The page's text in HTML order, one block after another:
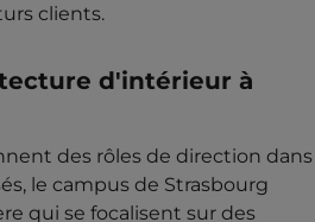
clients.
d'intérieur à
des rôles de direction dans
le campus de Strasbourg
qui se focalisent sur des